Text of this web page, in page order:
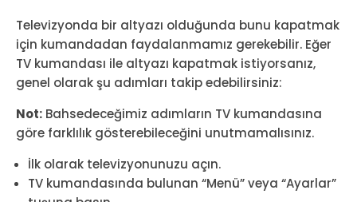
Televizyonda bir altyazı olduğunda bunu kapatmak
için kumandadan faydalanmamız gerekebilir. Eğer
TV kumandası ile altyazı kapatmak istiyorsanız,
genel olarak şu adımları takip edebilirsiniz:
Not: Bahsedeceğimiz adımların TV kumandasına
göre farklılık gösterebileceğini unutmamalısınız.
İlk olarak televizyonunuzu açın.
TV kumandasında bulunan “Menü” veya “Ayarlar”